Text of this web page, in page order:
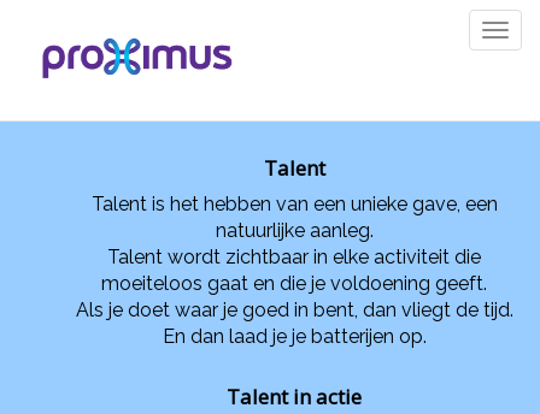
Talent
Talent is het hebben van een unieke gave, een
natuurlijke aanleg.
Talent wordt zichtbaar in elke activiteit die
moeiteloos gaat en die je voldoening geeft.
Als je doet waar je goed in bent, dan vliegt de tijd.
En dan laad je je batterijen op.
Talent in actie